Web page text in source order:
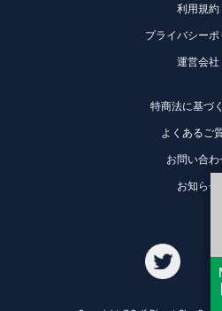
利用規約
プライバシーポ
運営会社
特商法に基づ
よくあるご
お問い合わ
お知らせ